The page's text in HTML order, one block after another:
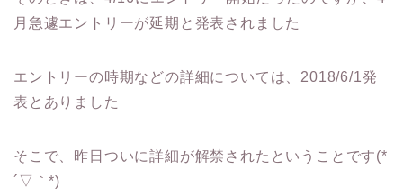
月急遽エントリーが延期と発表されました
エントリーの時期などの詳細については、2018/6/1発
表とありました
そこで、昨日ついに詳細が解禁されたということです(*
´▽｀*)